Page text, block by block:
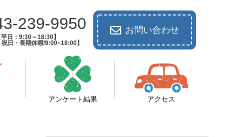
239-9950
平日：9:30～18:30】
祝日・長期休暇/9:00~18:00】
お問い合わせ
アンケート結果 アクセス